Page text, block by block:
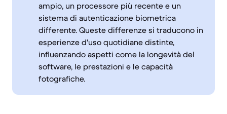
ampio, un processore più recente e un
sistema di autenticazione biometrica
differente. Queste differenze si traducono in
esperienze d'uso quotidiane distinte,
influenzando aspetti come la longevità del
software, le prestazioni e le capacità
fotografiche.